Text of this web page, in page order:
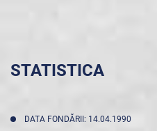
STATISTICA
DATA FONDĂRII: 14.04.1990